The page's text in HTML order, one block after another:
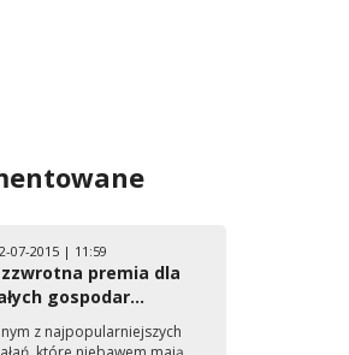
07-2015 | 11:59
premia dla
gospodar...
z najpopularniejszych